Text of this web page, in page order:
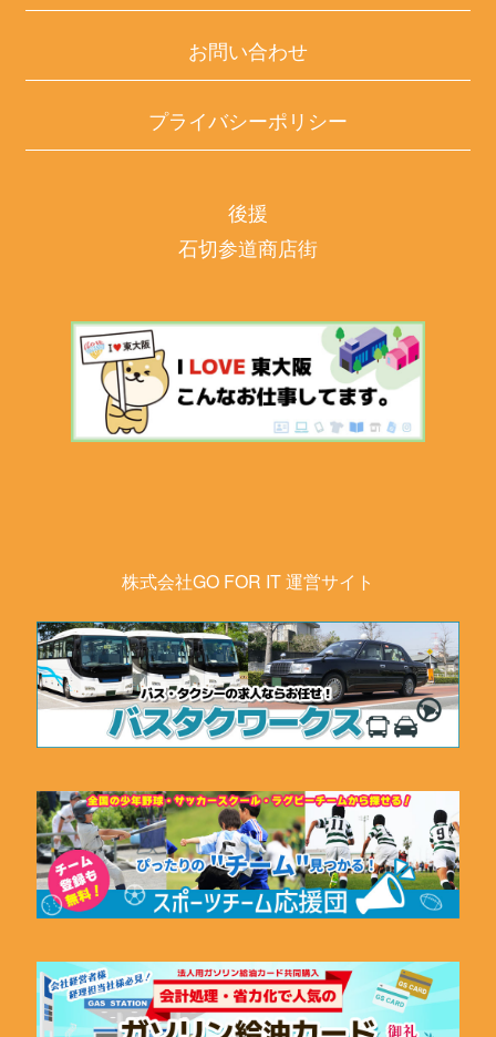
お問い合わせ
プライバシーポリシー
後援
石切参道商店街
株式会社GO FOR IT 運営サイト